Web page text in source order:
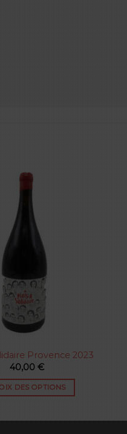
Provence 2023
40,00€
DES OPTIONS